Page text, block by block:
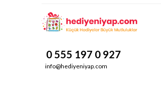
0 555 197 0 927
info@hediyeniyap.com